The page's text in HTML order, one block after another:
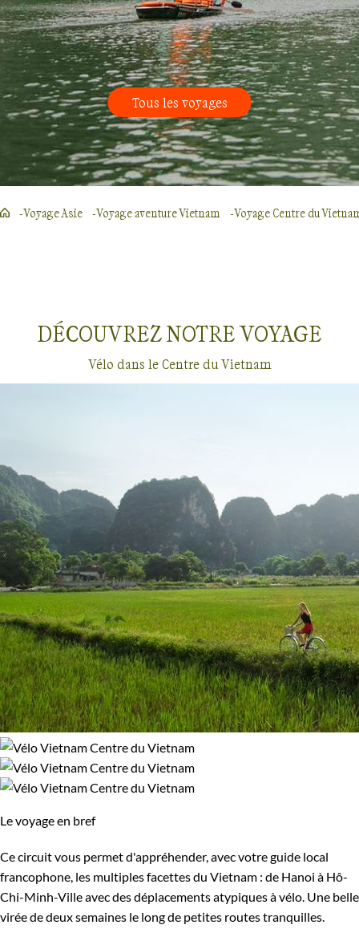
Centre du Vietnam
100% de satisfaction(10 avis)
Tous les voyages
Voyage Asie Voyage aventure Vietnam Voyage Centre du
DÉCOUVREZ NOTREVOYAGE
Vélo dans le Centre du Vietnam
Le voyage en bref
Ce circuit vous permet d'appréhender, avec votre guide local
francophone, les multiples facettes du Vietnam : de Hanoi à Hô-
Chi-Minh-Ville avec des déplacements atypiques à vélo. Une belle
virée de deux semaines le long de petites routes tranquilles.